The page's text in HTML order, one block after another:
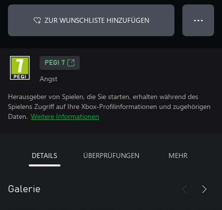
ZUR WUNSCHLISTE HINZUFÜGEN ● ● ●
PEGI 7
Angst
Herausgeber von Spielen, die Sie starten, erhalten während des
Spielens Zugriff auf Ihre Xbox-Profilinformationen und zugehörigen
Daten. Weitere Informationen
DETAILS ÜBERPRÜFUNGEN MEHR
Galerie